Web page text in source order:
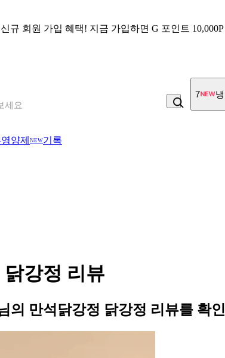
신규 회원 가입 혜택! 지금 가입하면 G 포인트
세요
7
영양제 NEW기록
강정 리뷰
의 만석닭강정 닭강정 리뷰를 확